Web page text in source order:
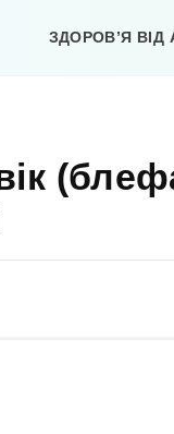
ЗДОРОВ’Я ВІД